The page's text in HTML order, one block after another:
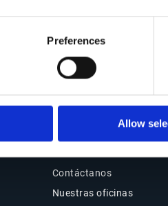
Preferences
Allow
incluyendo tanto la
Contacto
Contáctanos
Nuestras oficinas